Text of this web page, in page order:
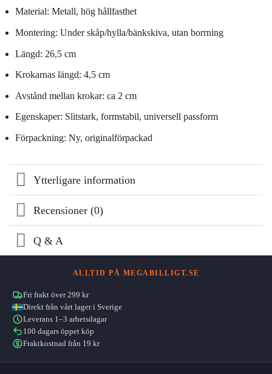
Material: Metall, hög hållfasthet
Montering: Under skåp/hylla/bänkskiva, utan borrning
Längd: 26,5 cm
Krokarnas längd: 4,5 cm
Avstånd mellan krokar: ca 2 cm
Egenskaper: Slitstark, formstabil, universell passform
Förpackning: Ny, originalförpackad
Ytterligare information
Recensioner (0)
Q & A
ALLTID PÅ MEGABILLIGT.SE
Fri frakt över 299 kr
Direkt från vårt lager i Sverige
Leverans 1–3 arbetsdagar
100 dagars öppet köp
Fraktkostnad från 19 kr